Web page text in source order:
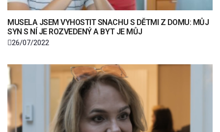
MUSELA JSEM VYHOSTIT SNACHU S DĚTMI Z DOMU: MŮJ
SYN S NÍ JE ROZVEDENÝ A BYT JE MŮJ
26/07/2022